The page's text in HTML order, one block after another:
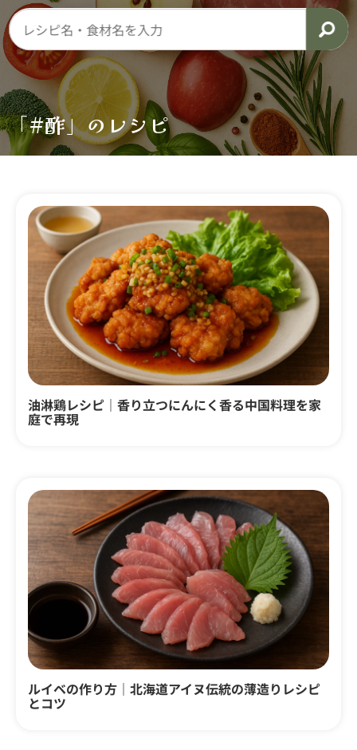
「#酢」のレシピ
油淋鶏レシピ｜香り立つにんにく香る中国料理を家
庭で再現
ルイベの作り方｜北海道アイヌ伝統の薄造りレシピ
とコツ